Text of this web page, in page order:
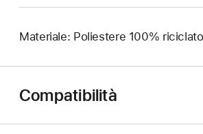
Materiale: Poliestere 100%
Compatibilità